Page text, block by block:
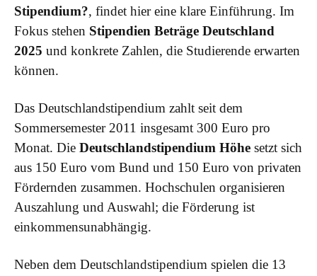
Stipendium?, findet hier eine klare Einführung. Im
Fokus stehen Stipendien Beträge Deutschland
2025 und konkrete Zahlen, die Studierende erwarten
können.
Das Deutschlandstipendium zahlt seit dem
Sommersemester 2011 insgesamt 300 Euro pro
Monat. Die Deutschlandstipendium Höhe setzt sich
aus 150 Euro vom Bund und 150 Euro von privaten
Fördernden zusammen. Hochschulen organisieren
Auszahlung und Auswahl; die Förderung ist
einkommensunabhängig.
Neben dem Deutschlandstipendium spielen die 13